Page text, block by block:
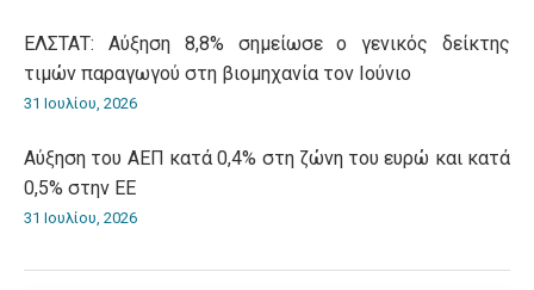
ΕΛΣΤΑΤ: Αύξηση 8,8% σημείωσε ο γενικός δείκτης
τιμών παραγωγού στη βιομηχανία τον Ιούνιο
31 Ιουλίου, 2026
Αύξηση του ΑΕΠ κατά 0,4% στη ζώνη του ευρώ και κατά
0,5% στην ΕΕ
31 Ιουλίου, 2026